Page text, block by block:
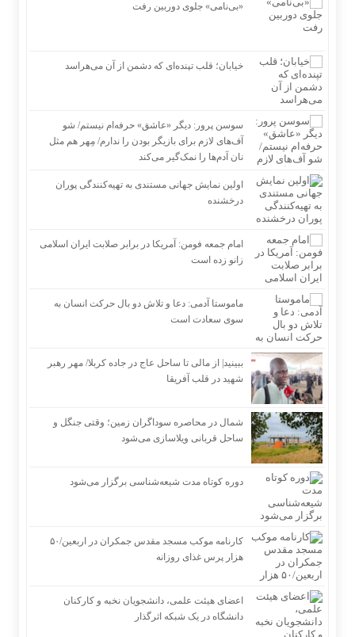
«بی‌نامی» جلوی دوربین رفت
خیابان؛ قلب تپنده‌ای که دشمن از آن می‌هراسد
سوسن پرور: دیگر «عاشق» حرفه‌ام نیستم/ شو
آف‌های لازم برای بازیگر بودن را ندارم/ مِهر هم مثل
نان آدم‌ها را نمک‌گیر می‌کند
اولین نمایش جهانی مستندی به تهیه‌کنندگی پوران
درخشنده
امام جمعه فومن: آمریکا در برابر صلابت ایران اسلامی
زانو زده است
ماموستا آدمی: دعا و تلاش دو بال حرکت انسان به
سوی سعادت است
ببینید| از مالی تا ساحل عاج در جاده کربلا/ مهر رهبر
شهید در قلب آفریقا
شمال در محاصره سوداگران زمین؛ وقتی جنگل و
ساحل قربانی ویلاسازی می‌شود
دوره کوتاه مدت شیعه‌شناسی برگزار می‌شود
کارنامه موکب مسجد مقدس جمکران در اربعین/۵۰
هزار پرس غذای روزانه
اعضای هیئت علمی، دانشجویان نخبه و کارکنان
دانشگاه در یک شبکه‌ اثرگذار